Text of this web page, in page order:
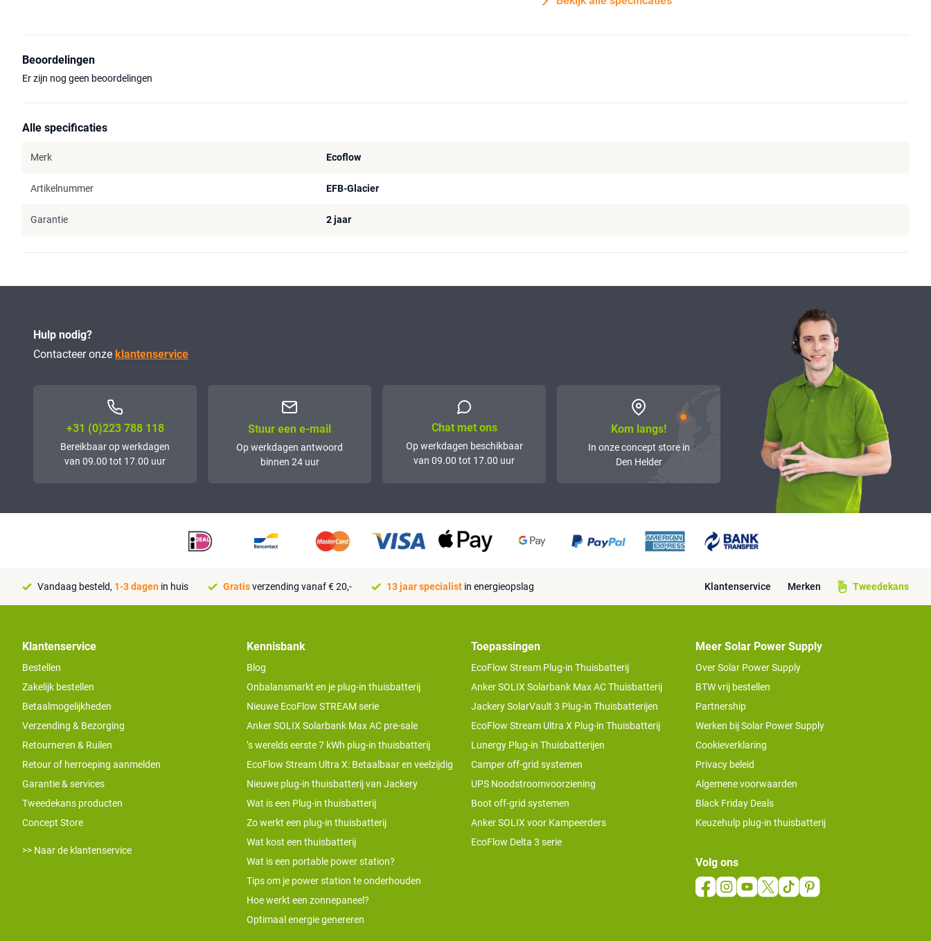
Beoordelingen
Er zijn nog geen beoordelingen
Alle specificaties
Merk Ecoflow
Artikelnummer EFB-Glacier
Garantie 2 jaar
Hulp nodig?
Contacteer onze klantenservice
+31 (0)223 788 118
Bereikbaar op werkdagen
van 09.00 tot 17.00 uur
Stuur een e-mail
Op werkdagen antwoord
binnen 24 uur
Chat met ons
Op werkdagen beschikbaar
van 09.00 tot 17.00 uur
Kom langs!
In onze concept store in
Den Helder
Vandaag besteld, 1-3 dagen in huis Gratisverzending vanaf € 20,- 13 jaar specialist in energieopslag Klantenservice Merken Tweedekans
Klantenservice
Bestellen
Zakelijk bestellen
Betaalmogelijkheden
Verzending & Bezorging
Retourneren & Ruilen
Retour of herroeping aanmelden
Garantie & services
Tweedekans producten
Concept Store
>> Naar de klantenservice
Kennisbank
Blog
Onbalansmarkt en je plug-in thuisbatterij
Nieuwe EcoFlow STREAM serie
Anker SOLIX Solarbank Max AC pre-sale
’s werelds eerste 7 kWh plug-in thuisbatterij
EcoFlow Stream Ultra X: Betaalbaar en veelzijdig
Nieuwe plug-in thuisbatterij van Jackery
Wat is een Plug-in thuisbatterij
Zo werkt een plug-in thuisbatterij
Wat kost een thuisbatterij
Wat is een portable power station?
Tips om je power station te onderhouden
Hoe werkt een zonnepaneel?
Optimaal energie genereren
Toepassingen
EcoFlow Stream Plug-in Thuisbatterij
Anker SOLIX Solarbank Max AC Thuisbatterij
Jackery SolarVault 3 Plug-in Thuisbatterijen
EcoFlow Stream Ultra X Plug-in Thuisbatterij
Lunergy Plug-in Thuisbatterijen
Camper off-grid systemen
UPS Noodstroomvoorziening
Boot off-grid systemen
Anker SOLIX voor Kampeerders
EcoFlow Delta 3 serie
Meer Solar Power Supply
Over Solar Power Supply
BTW vrij bestellen
Partnership
Werken bij Solar Power Supply
Cookieverklaring
Privacy beleid
Algemene voorwaarden
Black Friday Deals
Keuzehulp plug-in thuisbatterij
Volg ons